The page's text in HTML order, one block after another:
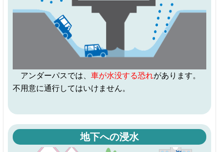
アンダーパスでは、 車が水没する恐れがあります。
不用意に通行してはいけません。
地下への浸水